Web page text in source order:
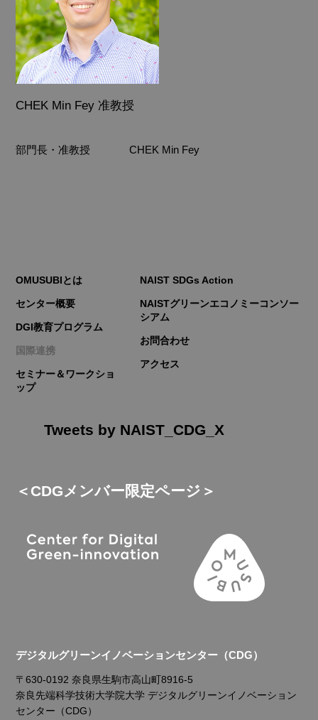
CHEK Min Fey 准教授
部門長・准教授 CHEK Min Fey
OMUSUBIとは
センター概要
DGI教育プログラム
国際連携
セミナー＆ワークショ
ップ
NAIST SDGs Action
NAISTグリーンエコノミーコンソー
シアム
お問合わせ
アクセス
Tweets by NAIST_CDG_X
＜CDGメンバー限定ページ＞
デジタルグリーンイノベーションセンター（CDG）
〒630-0192 奈良県生駒市高山町8916-5
奈良先端科学技術大学院大学 デジタルグリーンイノベーション
センター（CDG）